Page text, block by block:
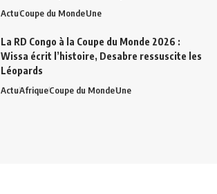
ActuCoupe du MondeUne
La RD Congo à la Coupe du Monde 2026 :
Wissa écrit l’histoire, Desabre ressuscite les
Léopards
ActuAfriqueCoupe du MondeUne